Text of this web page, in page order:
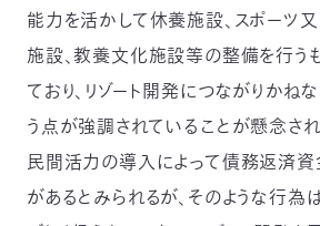
能力を活かして休養施設、スポーツ又
施設、教養文化施設等の整備を行う
ており、リゾート開発につながりかね
う点が強調されていることが懸念され
民間活力の導入によって債務返済
があるとみられるが、そのような行